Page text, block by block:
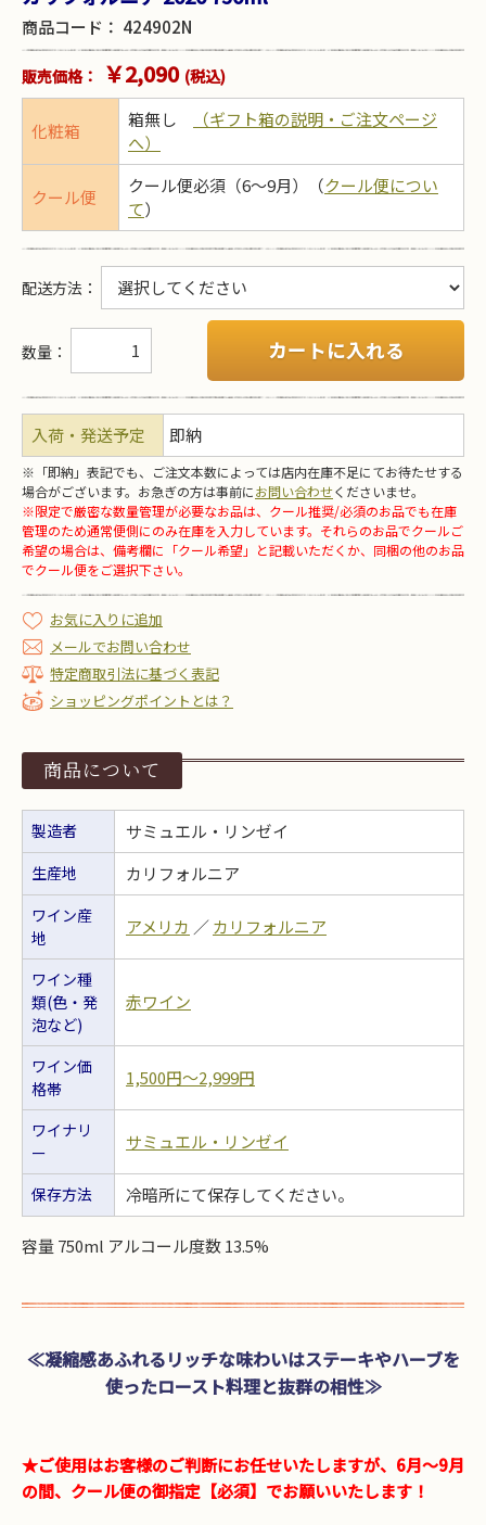
商品コード： 424902N
販売価格： ￥2,090 (税込)
化粧箱
箱無し
（ギフト箱の説明・ご注文ページ
へ）
クール便
クール便必須（6～9月）（クール便につい
て）
配送方法 ：
数量： カートに入れる
入荷・発送予定 即納
※「即納」表記でも、ご注文本数によっては店内在庫不足にてお待たせする
場合がございます。お急ぎの方は事前にお問い合わせくださいませ。
※限定で厳密な数量管理が必要なお品は、クール推奨/必須のお品でも在庫
管理のため通常便側にのみ在庫を入力しています。それらのお品でクールご
希望の場合は、備考欄に「クール希望」と記載いただくか、同梱の他のお品
でクール便をご選択下さい。
お気に入りに追加
メールでお問い合わせ
特定商取引法に基づく表記
ショッピングポイントとは？
商品について
製造者 サミュエル・リンゼイ
生産地 カリフォルニア
ワイン産
地
アメリカ ／カリフォルニア
ワイン種
類(色・発
泡など)
赤ワイン
ワイン価
格帯
1,500円〜2,999円
ワイナリ
ー
サミュエル・リンゼイ
保存方法 冷暗所にて保存してください。
容量 750ml アルコール度数 13.5%
≪凝縮感あふれるリッチな味わいはステーキやハーブを
使ったロースト料理と抜群の相性≫
★ご使用はお客様のご判断にお任せいたしますが、6月～9月
の間、クール便の御指定【必須】でお願いいたします！